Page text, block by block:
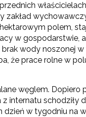
polem,
w gospodarstwie,
wody noszonej
że prace rolne w
węglem.
internatu schodziły
dzień w tygodniu na